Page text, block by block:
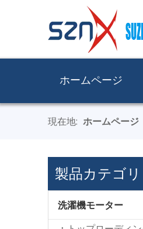
ホームページ
現在地: ホームページ
製品カテゴリ
洗濯機モーター